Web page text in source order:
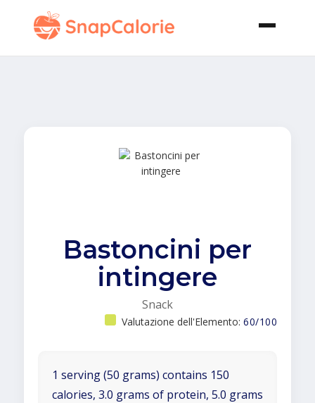
Bastoncini per
intingere
Snack
Valutazione dell'Elemento: 60/100
1 serving (50 grams) contains 150
calories, 3.0 grams of protein, 5.0 grams